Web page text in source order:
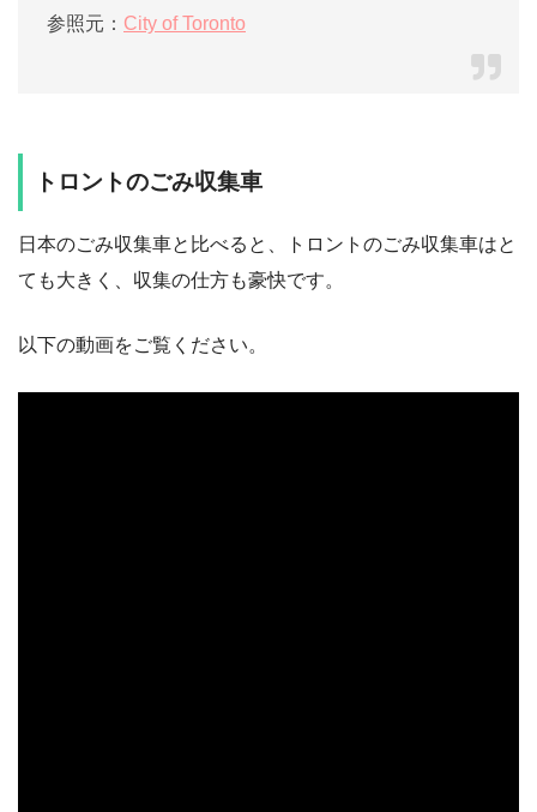
参照元： City of Toronto
トロントのごみ収集車
日本のごみ収集車と比べると、トロントのごみ収集車はと
ても大きく、収集の仕方も豪快です。
以下の動画をご覧ください。